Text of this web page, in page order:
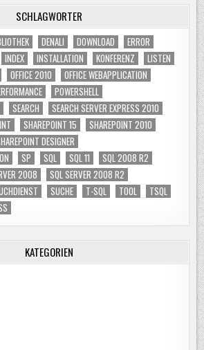
SCHLAGWÖRTER
DENALI DOWNLOAD
ERROR
INDEX INSTALLATION KONFERENZ
LISTEN
OFFICE 2010
OFFICE WEBAPPLICATION
POWERSHELL
SEARCH
SEARCH SERVER EXPRESS 2010
SHAREPOINT 15
SHAREPOINT 2010
DESIGNER
SP SQL SQL 11
SQL 2008 R2
2008
SQL SERVER 2008 R2
SUCHE T-SQL TOOL
TSQL
KATEGORIEN